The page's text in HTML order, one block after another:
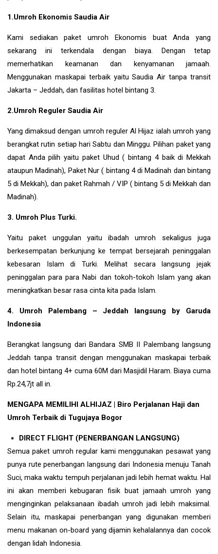
1.Umroh Ekonomis Saudia Air
Kami sediakan paket umroh Ekonomis buat Anda yang
sekarang ini terkendala dengan biaya. Dengan tetap
memerhatikan keamanan dan kenyamanan jamaah.
Menggunakan maskapai terbaik yaitu Saudia Air tanpa transit
Jakarta – Jeddah, dan fasilitas hotel bintang 3.
2.Umroh Reguler Saudia Air
Yang dimaksud dengan umroh reguler Al Hijaz ialah umroh yang
berangkat rutin setiap hari Sabtu dan Minggu. Pilihan paket yang
dapat Anda pilih yaitu paket Uhud ( bintang 4 baik di Mekkah
ataupun Madinah), Paket Nur ( bintang 4 di Madinah dan bintang
5 di Mekkah), dan paket Rahmah / VIP ( bintang 5 di Mekkah dan
Madinah).
3. Umroh Plus Turki.
Yaitu paket unggulan yaitu ibadah umroh sekaligus juga
berkesempatan berkunjung ke tempat bersejarah peninggalan
kebesaran Islam diTurki. Melihat secara langsung jejak
peninggalan para para Nabi dan tokoh-tokoh Islam yang akan
meningkatkan besar rasa cinta kita pada Islam.
4. Umroh Palembang – Jeddah langsung by Garuda
Indonesia
Berangkat langsung dari Bandara SMB II Palembang langsung
Jeddah tanpa transit dengan menggunakan maskapai terbaik
dan hotel bintang 4+ cuma 60M dari Masjidil Haram. Biaya cuma
Rp.24,7jt all in.
MENGAPA MEMILIHI ALHIJAZ | Biro Perjalanan Haji dan
Umroh Terbaik di Tugujaya Bogor
DIRECT FLIGHT (PENERBANGAN LANGSUNG)
Semua paket umroh regular kami menggunakan pesawat yang
punya rute penerbangan langsung dari Indonesia menuju Tanah
Suci, maka waktu tempuh perjalanan jadi lebih hemat waktu. Hal
ini akan memberi kebugaran fisik buat jamaah umroh yang
menginginkan pelaksanaan ibadah umroh jadi lebih maksimal.
Selain itu, maskapai penerbangan yang digunakan memberi
menu makanan on-board yang dijamin kehalalannya dan cocok
dengan lidah Indonesia.